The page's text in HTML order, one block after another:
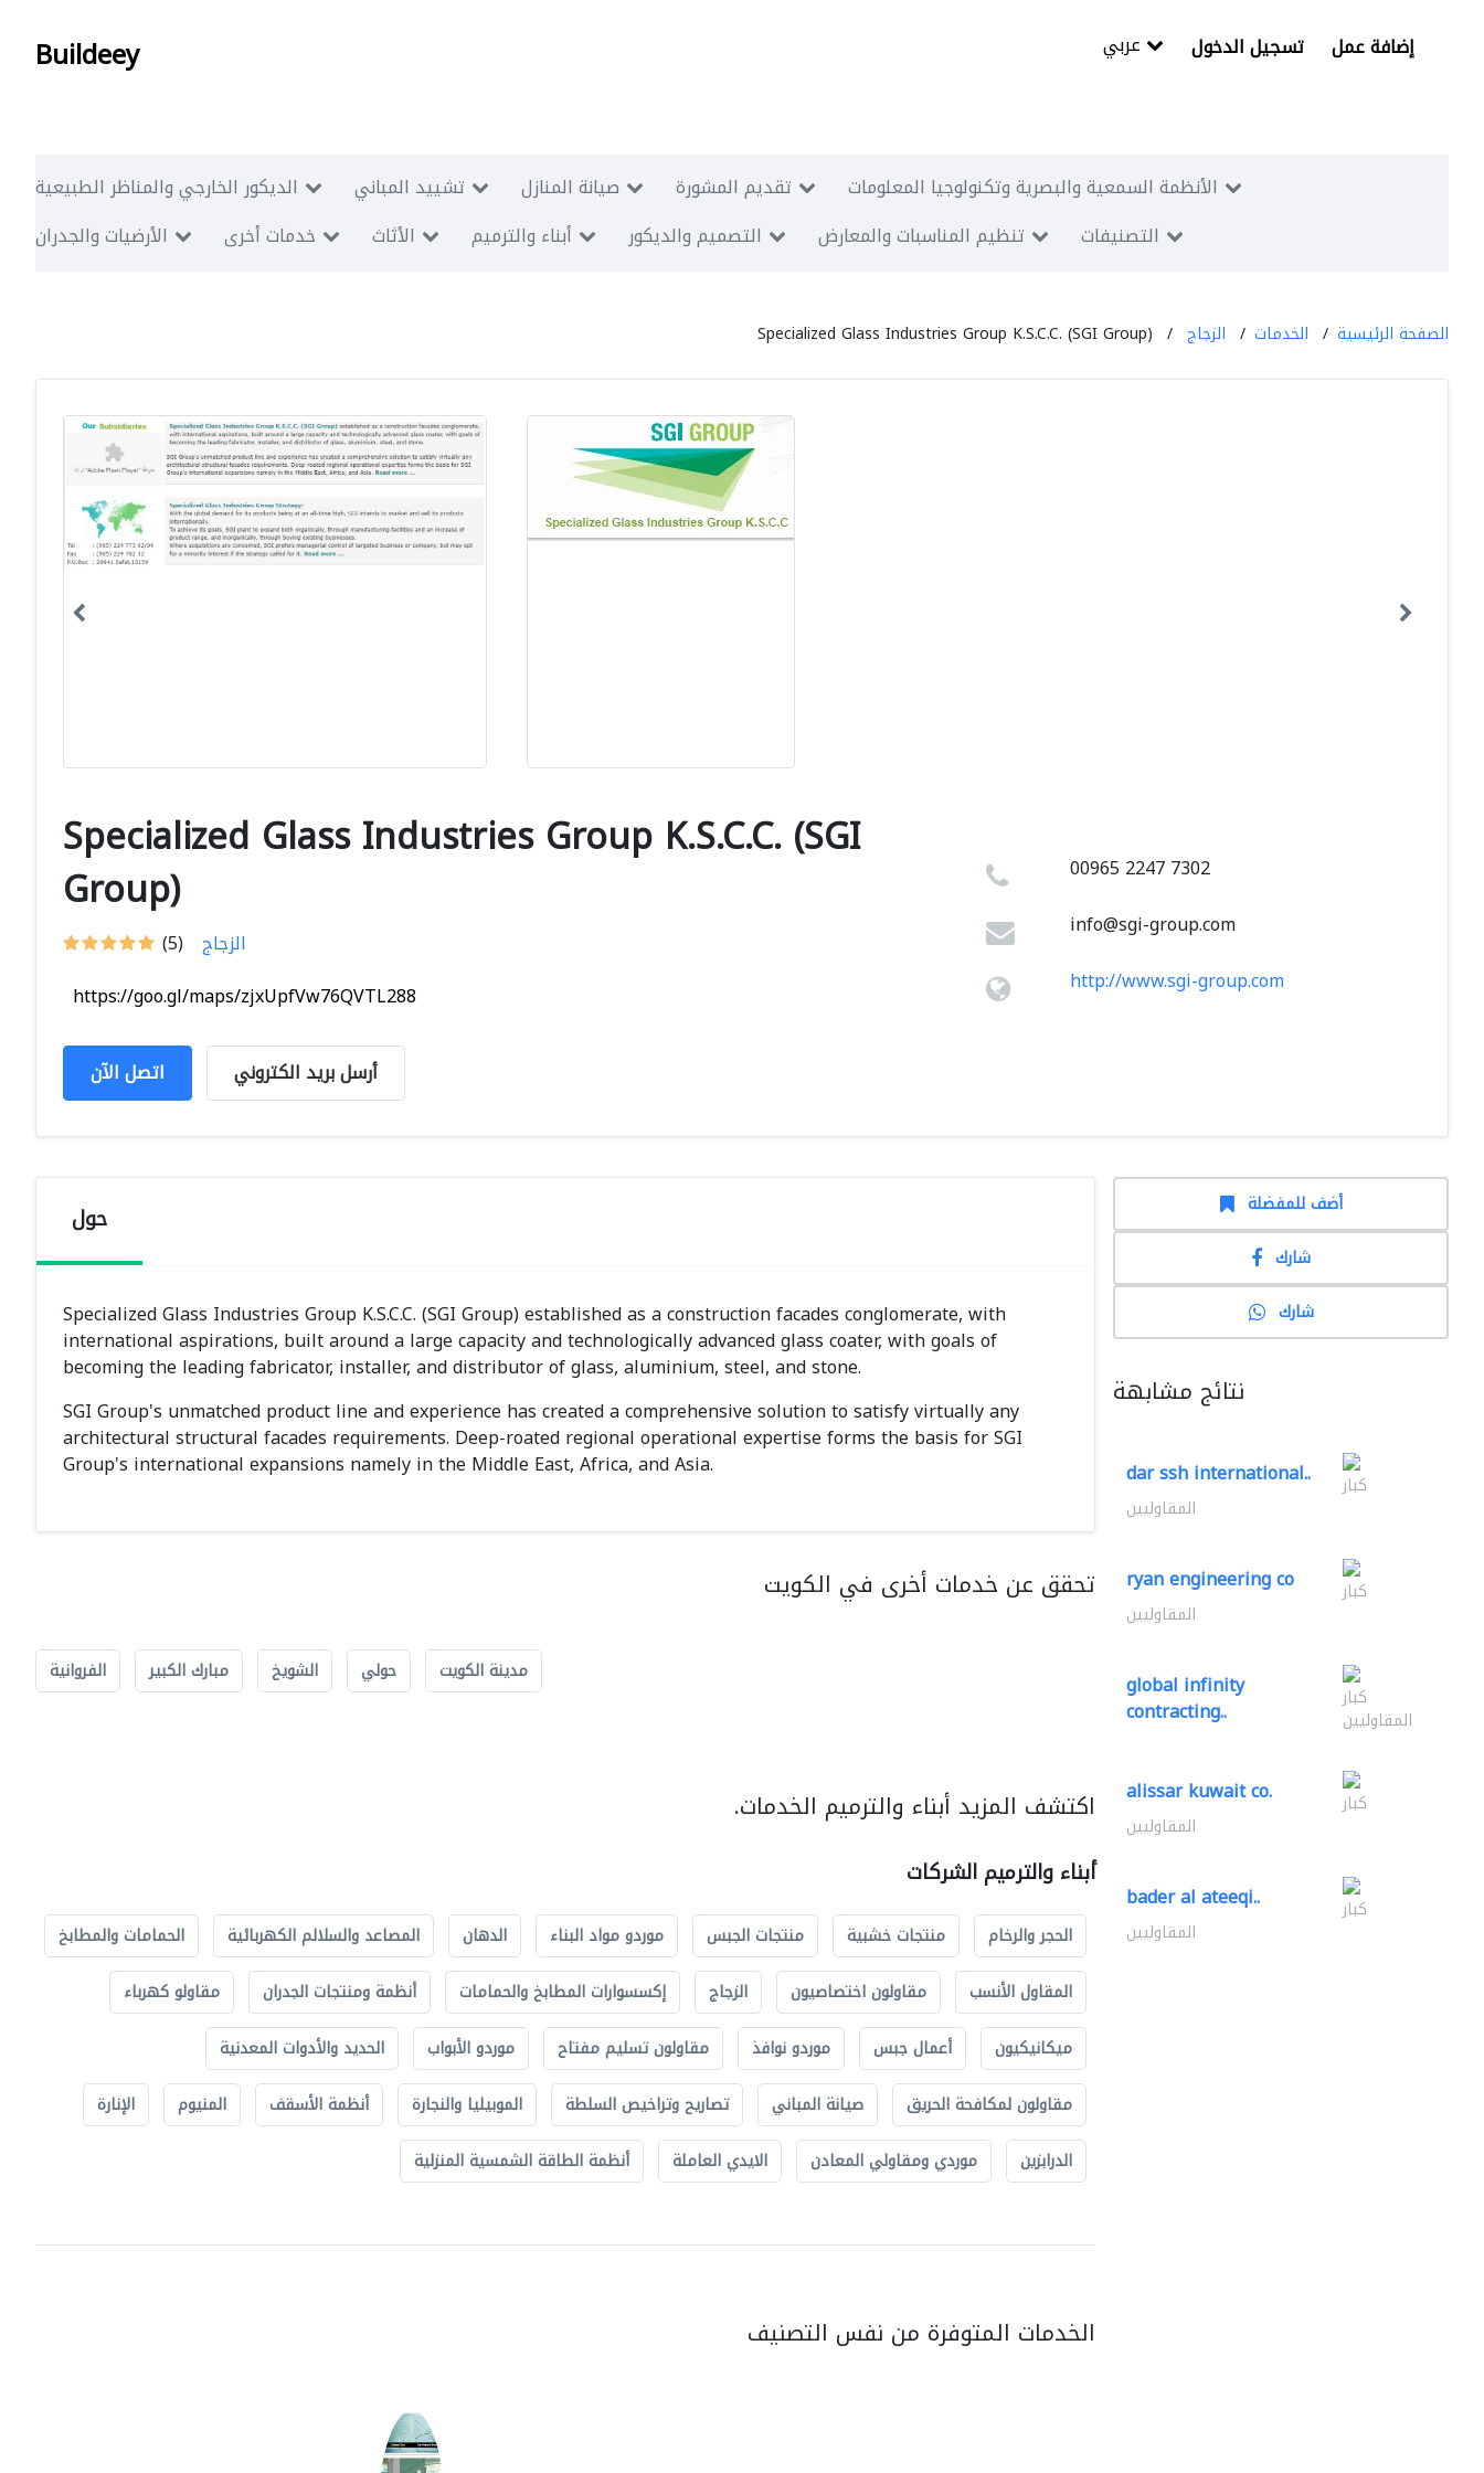
Buildeey تسجيل الدخول إضافة عمل
الديكور الخارجي والمناظر الطبيعية تشييد المباني صيانة المنازل تقديم المشورة
الأنظمة السمعية والبصرية وتكنولوجيا المعلومات
الأرضيات والجدران
خدمات أخرى الأثاث أبناء والترميم التصميم والديكور تنظيم المناسبات والمعارض التصنيفات
الصفحة الرئيسية الخدمات الزجاج Specialized Glass Industries Group K.S.C.C. (SGI Group)
Specialized Glass Industries Group K.S.C.C. (SGI
Group)
(5) الزجاج
https://goo.gl/maps/zjxUpfVw76QVTL288
اتصل الآن أرسل بريد الكتروني
00965 2247 7302
info@sgi-group.com
http://www.sgi-group.com
حول
Specialized Glass Industries Group K.S.C.C. (SGI Group) established as a construction facades conglomerate, with
international aspirations, built around a large capacity and technologically advanced glass coater, with goals of
becoming the leading fabricator, installer, and distributor of glass, aluminium, steel, and stone.
SGI Group's unmatched product line and experience has created a comprehensive solution to satisfy virtually any
architectural structural facades requirements. Deep-roated regional operational expertise forms the basis for SGI
Group's international expansions namely in the Middle East, Africa, and Asia.
تحقق عن خدمات أخرى في الكويت
مدينة الكويت حولي الشويخ مبارك الكبير الفروانية
اكتشف المزيد أبناء والترميم الخدمات.
أبناء والترميم الشركات
الحجر والرخام منتجات خشبية منتجات الجبس موردو مواد البناء الدهان المصاعد والسلالم الكهربائية
الحمامات والمطابخ
المقاول الأنسب
مقاولون اختصاصيون الزجاج إكسسوارات المطابخ والحمامات أنظمة ومنتجات الجدران
مقاولو كهرباء
ميكانيكيون
أعمال جبس موردو نوافذ مقاولون تسليم مفتاح موردو الأبواب
الحديد والأدوات المعدنية
مقاولون لمكافحة الحريق
صيانة المباني تصاريح وتراخيص السلطة الموبيليا والنجارة أنظمة الأسقف المنيوم
الإنارة
الدرابزين
موردي ومقاولي المعادن الايدي العاملة أنظمة الطاقة الشمسية المنزلية
الخدمات المتوفرة من نفس التصنيف
أضف للمفضلة
شارك
شارك
نتائج مشابهة
dar ssh international.. كبار
المقاوليين
ryan engineering co كبار
المقاوليين
global infinity
contracting.. كبار
المقاوليين
alissar kuwait co. كبار
المقاوليين
bader al ateeqi.. كبار
المقاوليين